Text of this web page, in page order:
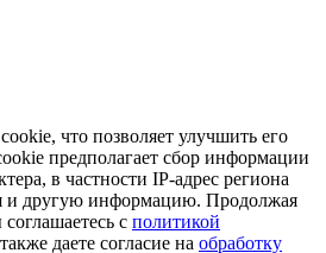
что позволяет улучшить его
предполагает сбор информации
в частности IP-адрес региона
и другую информацию. Продолжая
с политикой
даете согласие на обработку